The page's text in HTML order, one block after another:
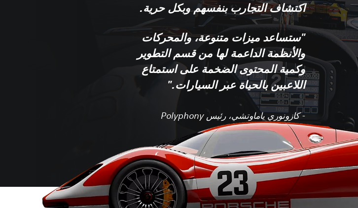
اكتشاف التجارب بنفسهم وبكل حرية.
"ستساعد ميزات متنوعة، والمحركات
والأنظمة الداعمة لها من قسم التطوير
وكمية المحتوى الضخمة على استمتاع
اللاعبين بالحياة عبر السيارات."
- كازونوري ياماوتشي، رئيس Polyphony
Digital